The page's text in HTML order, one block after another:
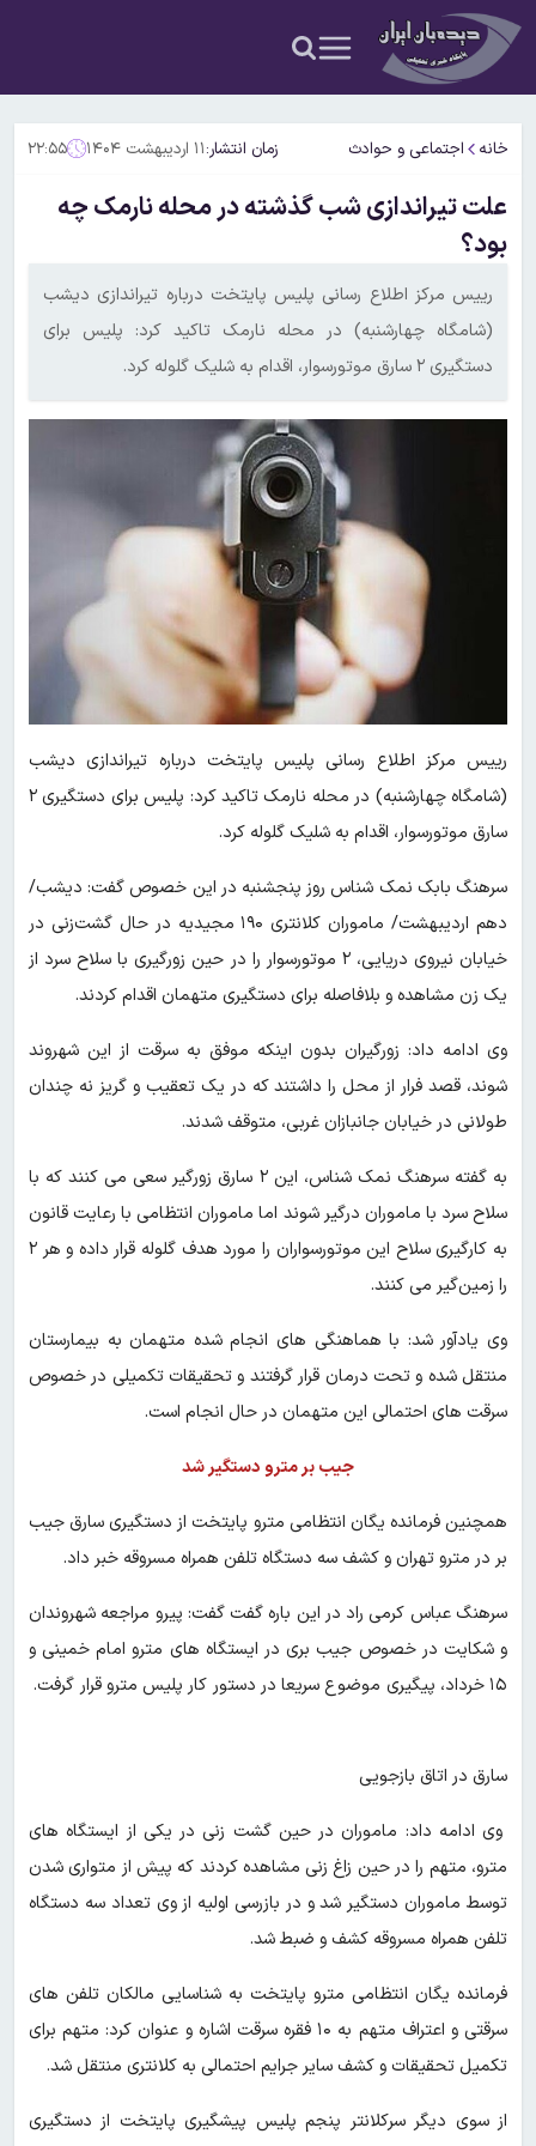
خانه اجتماعی و حوادث زمان انتشار:۱۱ اردیبهشت ۱۴۰۴ ۲۲:۵۵
علت تیراندازی شب گذشته در محله نارمک چه
بود؟
رییس مرکز اطلاع رسانی پلیس پایتخت درباره تیراندازی دیشب
(شامگاه چهارشنبه) در محله نارمک تاکید کرد: پلیس برای
دستگیری ۲ سارق موتورسوار، اقدام به شلیک گلوله کرد.
رییس مرکز اطلاع رسانی پلیس پایتخت درباره تیراندازی دیشب
(شامگاه چهارشنبه) در محله نارمک تاکید کرد: پلیس برای دستگیری ۲
سارق موتورسوار، اقدام به شلیک گلوله کرد.
سرهنگ بابک نمک شناس روز پنجشنبه در این خصوص گفت: دیشب/
دهم اردیبهشت/ ماموران کلانتری ۱۹۰ مجیدیه در حال گشت‌زنی در
خیابان نیروی دریایی، ۲ موتورسوار را در حین زورگیری با سلاح سرد از
یک زن مشاهده و بلافاصله برای دستگیری متهمان اقدام کردند.
وی ادامه داد: زورگیران بدون اینکه موفق به سرقت از این شهروند
شوند، قصد فرار از محل را داشتند که در یک تعقیب و گریز نه چندان
طولانی در خیابان جانبازان غربی، متوقف شدند.
به گفته سرهنگ نمک شناس، این ۲ سارق زورگیر سعی می کنند که با
سلاح سرد با ماموران درگیر شوند اما ماموران انتظامی با رعایت قانون
به کارگیری سلاح این موتورسواران را مورد هدف گلوله قرار داده و هر ۲
را زمین‌گیر می کنند.
وی یادآور شد: با هماهنگی های انجام شده متهمان به بیمارستان
منتقل شده و تحت درمان قرار گرفتند و تحقیقات تکمیلی در خصوص
سرقت های احتمالی این متهمان در حال انجام است.
جیب بر مترو دستگیر شد
همچنین فرمانده یگان انتظامی مترو پایتخت از دستگیری سارق جیب
بر در مترو تهران و کشف سه دستگاه تلفن همراه مسروقه خبر داد.
سرهنگ عباس کرمی راد در این باره گفت گفت: پیرو مراجعه شهروندان
و شکایت در خصوص جیب بری در ایستگاه های مترو امام خمینی و
۱۵ خرداد، پیگیری موضوع سریعا در دستور کار پلیس مترو قرار گرفت.
سارق در اتاق بازجویی
وی ادامه داد: ماموران در حین گشت زنی در یکی از ایستگاه های
مترو، متهم را در حین زاغ زنی مشاهده کردند که پیش از متواری شدن
توسط ماموران دستگیر شد و در بازرسی اولیه از وی تعداد سه دستگاه
تلفن همراه مسروقه کشف و ضبط شد.
فرمانده یگان انتظامی مترو پایتخت به شناسایی مالکان تلفن های
سرقتی و اعتراف متهم به ۱۰ فقره سرقت اشاره و عنوان کرد: متهم برای
تکمیل تحقیقات و کشف سایر جرایم احتمالی به کلانتری منتقل شد.
از سوی دیگر سرکلانتر پنجم پلیس پیشگیری پایتخت از دستگیری